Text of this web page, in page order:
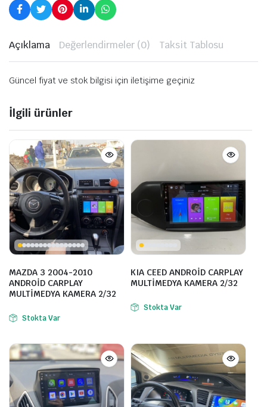
Açıklama Değerlendirmeler (0) Taksit Tablosu
Güncel fiyat ve stok bilgisi için iletişime geçiniz
İlgili ürünler
MAZDA 3 2004-2010
ANDROİD CARPLAY
MULTİMEDYA KAMERA 2/32
Stokta Var
KIA CEED ANDROİD CARPLAY
MULTİMEDYA KAMERA 2/32
Stokta Var